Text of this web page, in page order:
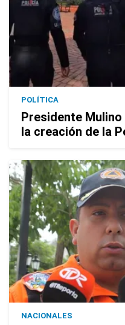
POLÍTICA
Presidente
la creación de la
NACIONALES